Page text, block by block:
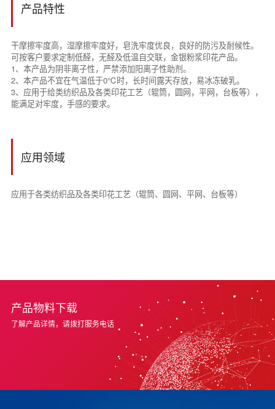
产品特性
干摩擦牢度高，湿摩擦牢度好，皂洗牢度优良，良好的防污及耐候性。
可按客户要求定制低醛，无醛及低温自交联，金银粉浆印花产品。
1、本产品为阴非离子性，严禁添加阳离子性助剂。
2、本产品不宜在气温低于0℃时，长时间露天存放，易冰冻破乳。
3、应用于给类纺织品及各类印花工艺（辊筒，圆网，平网，台板等），
能满足对牢度，手感的要求。
应用领域
应用于各类纺织品及各类印花工艺（辊筒、圆网、平网、台板等）
产品物料下载
了解产品详情，请拨打服务电话